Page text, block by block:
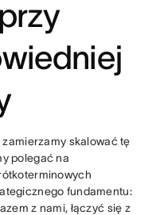
skalować tę
polegać na
fundamentu:
z nami, łączyć się z